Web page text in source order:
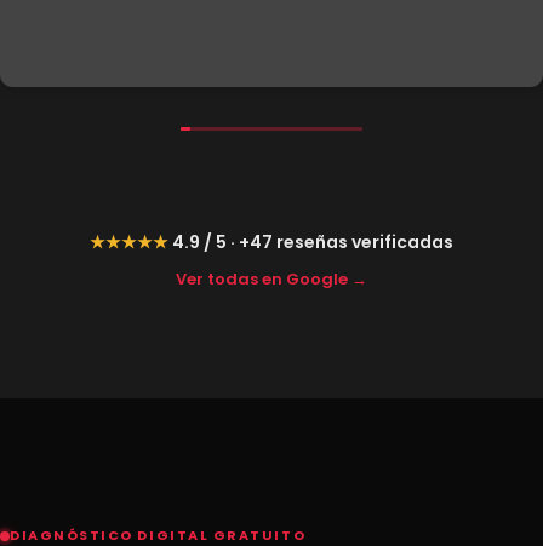
★★★★★ 4.9 / 5 · +47 reseñas verificadas
Ver todas en Google →
DIAGNÓSTICO DIGITAL GRATUITO